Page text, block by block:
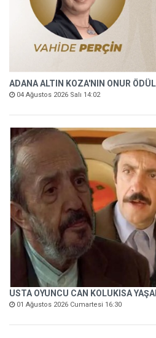
ADANA ALTIN KOZA'NIN ONUR
04 Ağustos 2026 Salı 14:02
USTA OYUNCU CAN KOLUKISA
01 Ağustos 2026 Cumartesi 16:30